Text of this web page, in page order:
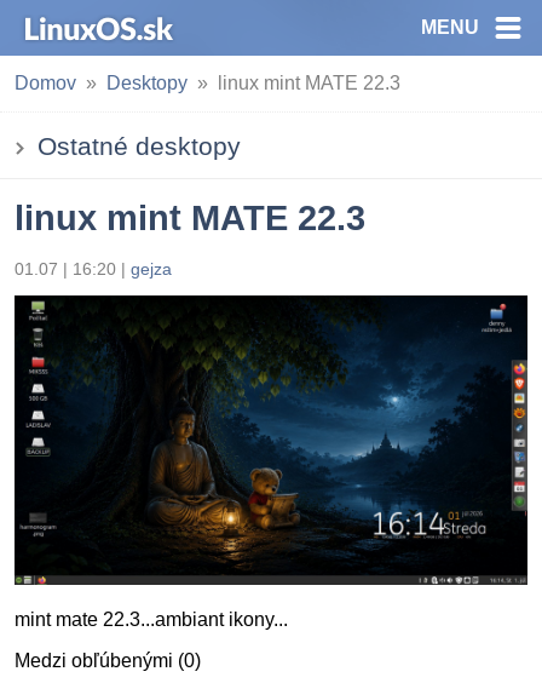
MENU
Domov Desktopy linux mint MATE 22.3
Ostatné desktopy
linux mint MATE 22.3
01.07 | 16:20 | gejza
mint mate 22.3...ambiant ikony...
Medzi obľúbenými (0)